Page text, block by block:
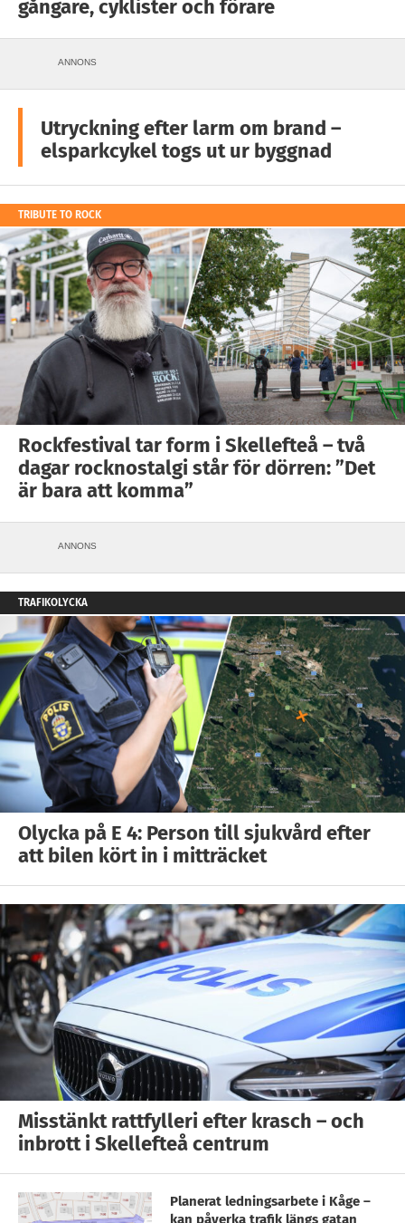
gångare, cyklister och förare
ANNONS
Utryckning efter larm om brand –
elsparkcykel togs ut ur byggnad
TRIBUTE TO ROCK
Rockfestival tar form i Skellefteå – två
dagar rocknostalgi står för dörren: ”Det
är bara att komma”
ANNONS
TRAFIKOLYCKA
Olycka på E 4: Person till sjukvård efter
att bilen kört in i mitträcket
Misstänkt rattfylleri efter krasch – och
inbrott i Skellefteå centrum
Planerat ledningsarbete i Kåge –
kan påverka trafik längs gatan